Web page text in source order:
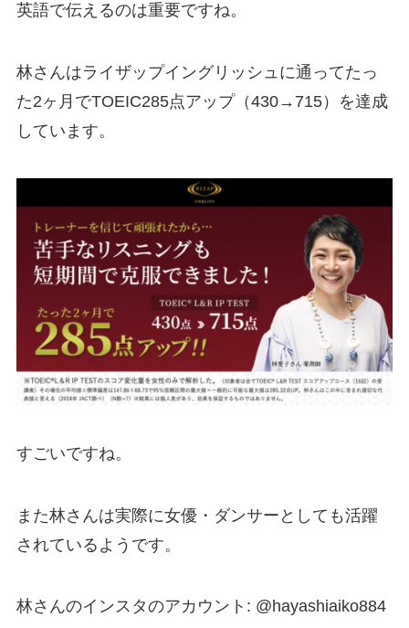
英語で伝えるのは重要ですね。
林さんはライザップイングリッシュに通ってたっ
た2ヶ月でTOEIC285点アップ（430→715）を達成
しています。
すごいですね。
また林さんは実際に女優・ダンサーとしても活躍
されているようです。
林さんのインスタのアカウント: @hayashiaiko884